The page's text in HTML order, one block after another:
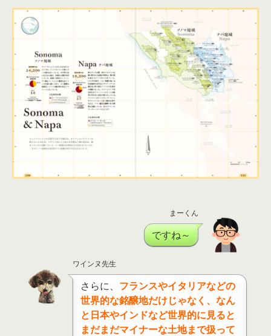
まーくん
ですね～
ワインヌ先生
さらに、 フランスやイタリアなどの
世界的な銘醸地だけじゃなく、なん
と日本やインドなど世界的に見ると
まだまだマイナーな土地まで扱って